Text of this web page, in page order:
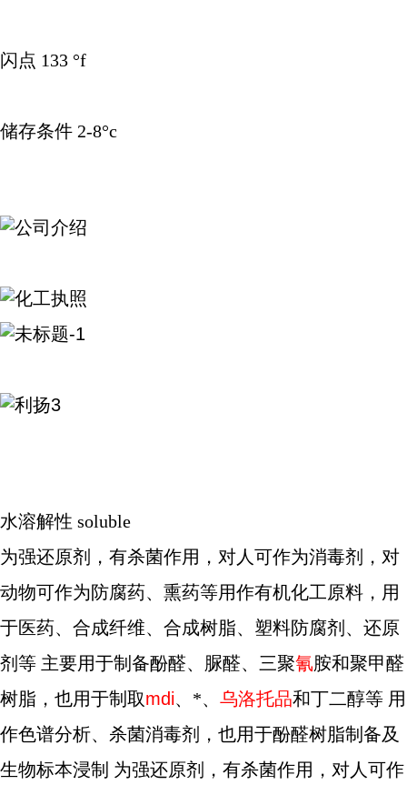
闪点 133 °f
储存条件 2-8°c
水溶解性 soluble
为强还原剂，有杀菌作用，对人可作为消毒剂，对
动物可作为防腐药、熏药等用作有机化工原料，用
于医药、合成纤维、合成树脂、塑料防腐剂、还原
剂等 主要用于制备酚醛、脲醛、三聚氰胺和聚甲醛
树脂，也用于制取mdi、*、 乌洛托品和丁二醇等 用
作色谱分析、杀菌消毒剂，也用于酚醛树脂制备及
生物标本浸制 为强还原剂，有杀菌作用，对人可作